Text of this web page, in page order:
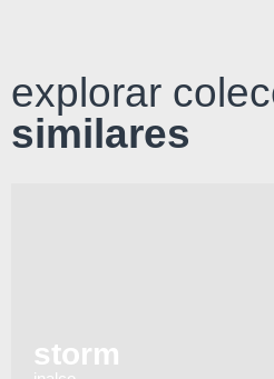
explorar
similares
storm